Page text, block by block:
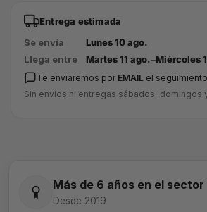
Entrega estimada
Se envía
Lunes 10 ago.
Llega entre
Martes 11 ago.–Miércoles
Te enviaremos por EMAIL el
Sin envíos ni entregas sábados, domingos
Más de 6 años en el sector
Desde 2019